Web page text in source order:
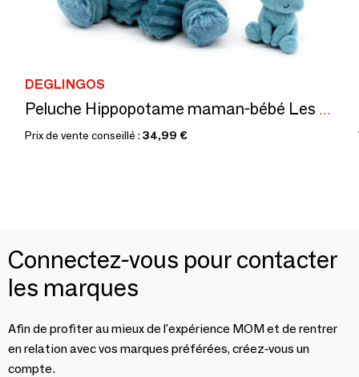
DEGLINGOS
Peluche Hippopotame maman-bébé Les Ptipotos
Prix de vente conseillé : 34,99 €
Connectez-vous pour contacter
les marques
Afin de profiter au mieux de l'expérience MOM et de rentrer
en relation avec vos marques préférées, créez-vous un
compte.